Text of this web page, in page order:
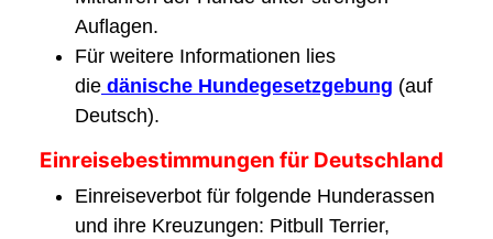
Auflagen.
Für weitere Informationen lies
die dänische Hundegesetzgebung (auf
Deutsch).
Einreisebestimmungen für Deutschland
Einreiseverbot für folgende Hunderassen
und ihre Kreuzungen: Pitbull Terrier,